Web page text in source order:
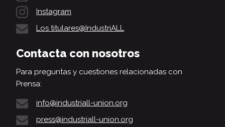
Instagram
Los titulares@IndustriALL
Contacta con nosotros
Para preguntas y cuestiones relacionadas con
Prensa:
info@industriall-union.org
press@industriall-union.org